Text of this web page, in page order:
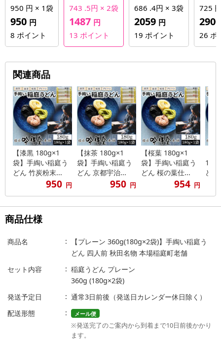
950 円 × 1袋
950 円
8 ポイント
743 .5円 × 2袋
1487 円
13 ポイント
686 .4円 × 3袋
2059 円
19 ポイント
725
26 ポ
関連商品
【漆黒 180g×1
袋】手綯い稲庭う
どん 竹炭粉末...
950 円
【抹茶 180g×1
袋】手綯い稲庭う
どん 京都宇治...
950 円
【桜葉 180g×1
袋】手綯い稲庭う
どん 桜の葉仕...
954 円
1袋
ど
商品仕様
商品名
【プレーン 360g(180g×2袋)】手綯い稲庭う
どん 四人前 秋田名物 本場稲庭町老舗
セット内容
稲庭うどん プレーン
360g (180g×2袋)
発送予定日
通常3日前後（発送日カレンダー休日除く）
配送形態
メール便
※発送完了のご案内から到着まで10日前後かかり
ます。